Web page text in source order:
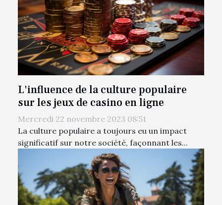
L'influence de la culture populaire
sur les jeux de casino en ligne
Mercredi 22 novembre 2023 08:51
La culture populaire a toujours eu un impact
significatif sur notre société, façonnant les...